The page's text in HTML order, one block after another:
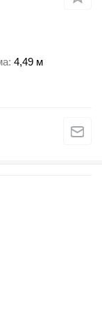
4,49 м